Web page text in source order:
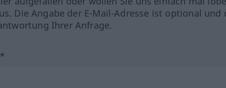
Die Angabe der E-Mail-Adresse ist optional und
Ihrer Anfrage.